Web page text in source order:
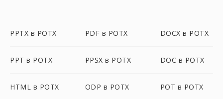
PPTX в POTX PDF в POTX DOCX в POTX
PPT в POTX PPSX в POTX DOC в POTX
HTML в POTX ODP в POTX POT в POTX